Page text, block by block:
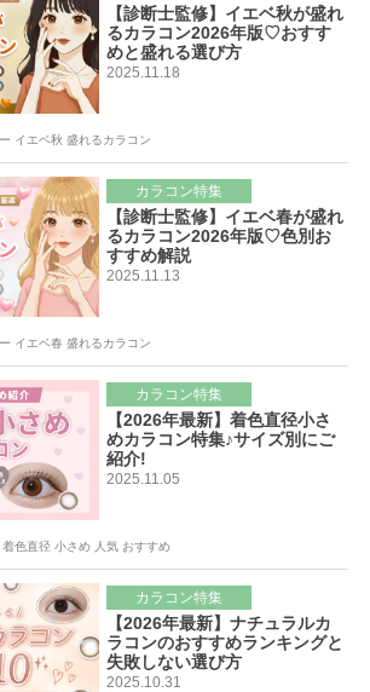
【診断士監修】イエベ秋が盛れ
るカラコン2026年版♡おすす
めと盛れる選び方
2025.11.18
イエベ秋 盛れるカラコン
カラコン特集
【診断士監修】イエベ春が盛れ
るカラコン2026年版♡色別お
すすめ解説
2025.11.13
イエベ春 盛れるカラコン
カラコン特集
【2026年最新】着色直径小さ
めカラコン特集♪サイズ別にご
紹介!
2025.11.05
色直径 小さめ 人気 おすすめ
カラコン特集
【2026年最新】ナチュラルカ
ラコンのおすすめランキングと
失敗しない選び方
2025.10.31